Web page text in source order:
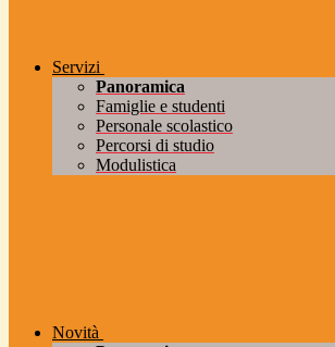
Servizi
Panoramica
Famiglie e studenti
Personale scolastico
Percorsi di studio
Modulistica
Novità